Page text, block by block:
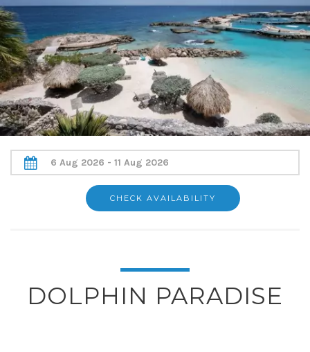
DOLPHIN PARADISE